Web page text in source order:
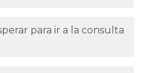
para ir a la consulta